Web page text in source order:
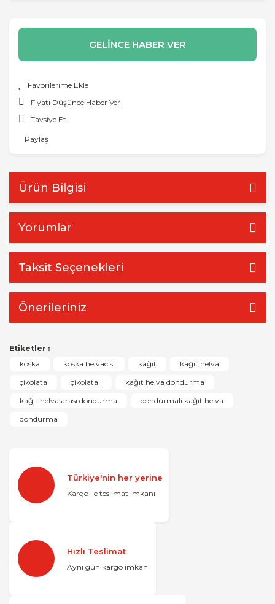
GELİNCE HABER VER
Fiyatı Düşünce Haber Ver
Tavsiye Et
Paylaş
Ürün Bilgisi
Yorumlar
Taksit Seçenekleri
Önerileriniz
Etiketler :
koska
koska helvacısı kağıt
kağıt helva
çikolata
çikolatalı
kağıt helva dondurma
kağıt helva arası dondurma
dondurmalı kağıt helva
dondurma
Türkiye'nin her yerine
Kargo ile teslimat imkanı
Hızlı Teslimat
Aynı gün kargo imkanı